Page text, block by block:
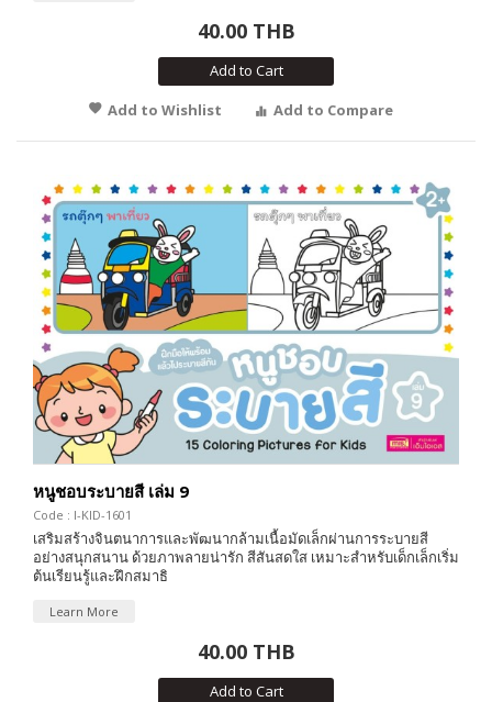
40.00 THB
Add to Cart
Add to Wishlist
Add to Compare
หนูชอบระบายสี เล่ม 9
Code : I-KID-1601
เสริมสร้างจินตนาการและพัฒนากล้ามเนื้อมัดเล็กผ่านการระบายสี
อย่างสนุกสนาน ด้วยภาพลายน่ารัก สีสันสดใส เหมาะสำหรับเด็กเล็กเริ่ม
ต้นเรียนรู้และฝึกสมาธิ
Learn More
40.00 THB
Add to Cart